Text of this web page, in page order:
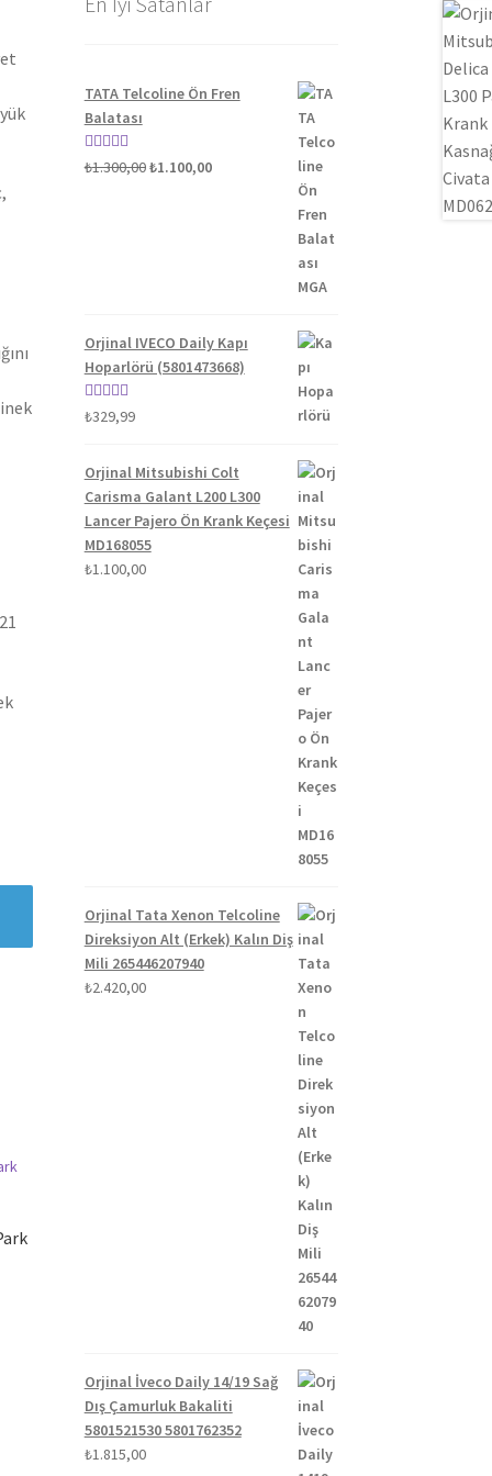
TATA Telcoline Ön Fren
Balatası
5 üzerinden
₺1.300,00Orijinal
₺1.100,00Şu
Orjinal IVECO Daily Kapı
Hoparlörü (5801473668)
5 üzerinden
₺329,99
Orjinal Mitsubishi Colt
Carisma Galant L200 L300
Lancer Pajero Ön Krank Keçesi
MD168055
₺1.100,00
Orjinal Tata Xenon Telcoline
Direksiyon Alt (Erkek) Kalın Diş
Mili 265446207940
₺2.420,00
Orjinal İveco Daily 14/19 Sağ
Dış Çamurluk Bakaliti
5801521530 5801762352
₺1.815,00